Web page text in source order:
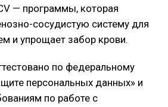
— программы, которая
сосудистую систему для
и упрощает забор крови.
по федеральному
персональных данных» и
по работе с